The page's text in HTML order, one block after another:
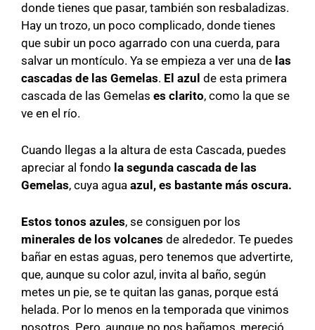
donde tienes que pasar, también son resbaladizas.
Hay un trozo, un poco complicado, donde tienes
que subir un poco agarrado con una cuerda, para
salvar un montículo. Ya se empieza a ver una de las
cascadas de las Gemelas. El azul de esta primera
cascada de las Gemelas es clarito, como la que se
ve en el río.
Cuando llegas a la altura de esta Cascada, puedes
apreciar al fondo la segunda cascada de las
Gemelas, cuya agua azul, es bastante más oscura.
Estos tonos azules, se consiguen por los
minerales de los volcanes de alrededor. Te puedes
bañar en estas aguas, pero tenemos que advertirte,
que, aunque su color azul, invita al baño, según
metes un pie, se te quitan las ganas, porque está
helada. Por lo menos en la temporada que vinimos